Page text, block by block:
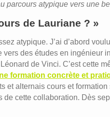
parcours atypique vers une
de Lauriane ? »
atypique. J’ai d’abord
des études en ingénieur
de Vinci. C’est cette
formation concrète et
et alternais cours et
de cette collaboration. Dès